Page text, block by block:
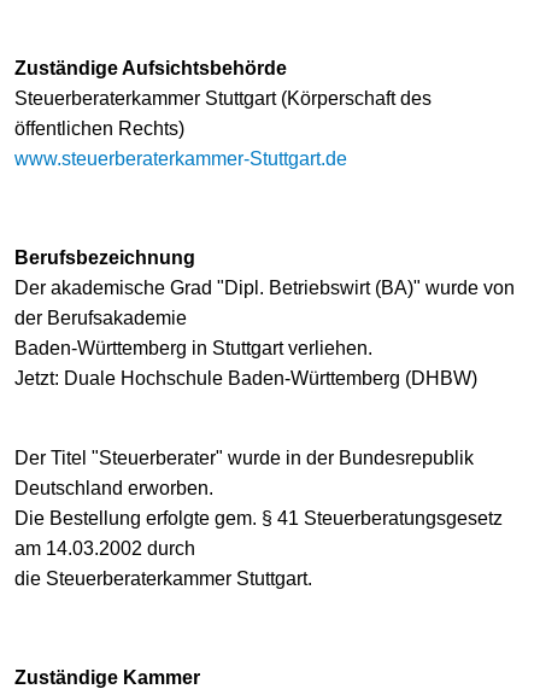
Zuständige Aufsichtsbehörde
Steuerberaterkammer Stuttgart (Körperschaft des
öffentlichen Rechts)
www.steuerberaterkammer-Stuttgart.de
Berufsbezeichnung
Der akademische Grad "Dipl. Betriebswirt (BA)" wurde von
der Berufsakademie
Baden-Württemberg in Stuttgart verliehen.
Jetzt: Duale Hochschule Baden-Württemberg (DHBW)
Der Titel "Steuerberater" wurde in der Bundesrepublik
Deutschland erworben.
Die Bestellung erfolgte gem. § 41 Steuerberatungsgesetz
am 14.03.2002 durch
die Steuerberaterkammer Stuttgart.
Zuständige Kammer